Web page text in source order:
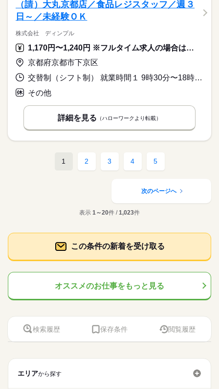
（請）大丸京都店／食品レジスタッフ／週３
日～／未経験ＯＫ
株式会社 ディンプル
1,170円〜1,240円 ※フルタイム求人の場合は月額（換算額）、パート求人の場合は時間額を表示しています。
京都府京都市下京区
交替制（シフト制） 就業時間１ 9時30分〜18時00分 就業時間２ 10時45分〜19時15分 就業時間３ 11時55分〜20時25分 又は 9時30分〜20時25分の時間の間の3時間以上 就業時間に関する特記事項 ９：３０～２０：２５の間の実働３時間～７時間２０分シフト勤務
その他
詳細を見る （ハローワークより転載）
1 2 3 4 5
次のページへ
表示 1～20件 /1,023件
この条件の新着を受け取る
オススメのお仕事をもっと見る
検索履歴 保存条件 閲覧履歴
エリアから探す